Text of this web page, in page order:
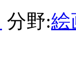
分野:絵